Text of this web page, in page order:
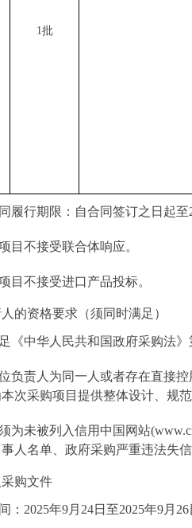
1批
履行期限： 自合同签订之日起至
目 不接受联合体响应。
目不接受进口产品投标。
的资格要求（须同时满足）
《中华人民共和国政府采购法
负责人为同一人或者存在直接
本次采购项目提供整体设计、规
为未被列入信用中国网站
人名单、政府采购严重违法失信
购文件
： 2025年9月 24日至2025年9月 26